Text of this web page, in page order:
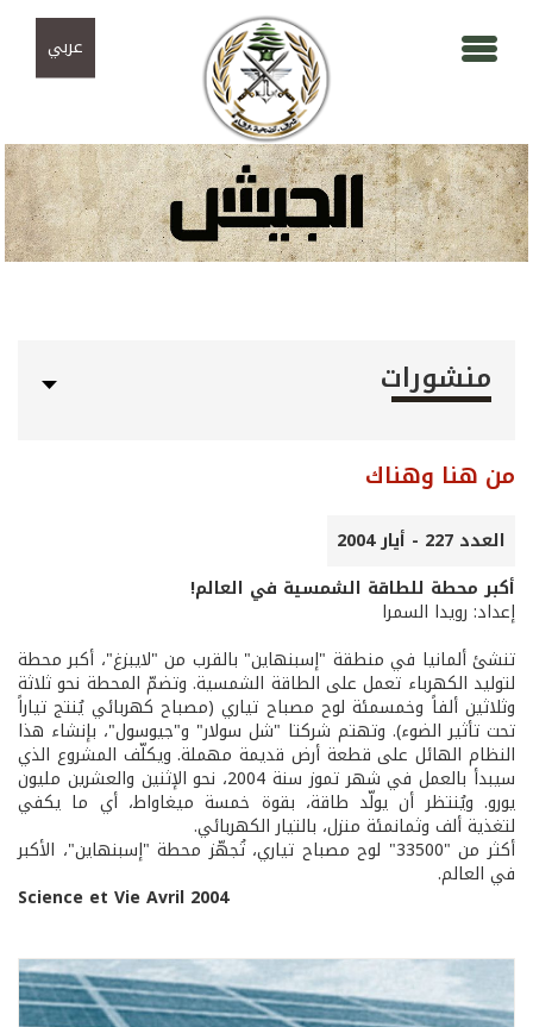
عربي
منشورات
من هنا وهناك
العدد 227 - أيار 2004
أكبر محطة للطاقة الشمسية في العالم!
إعداد: رويدا السمرا
تنشئ ألمانيا في منطقة "إسبنهاين" بالقرب من "لايبزغ"، أكبر محطة
لتوليد الكهرباء تعمل على الطاقة الشمسية. وتضمّ المحطة نحو ثلاثة
وثلاثين ألفاً وخمسمئة لوح مصباح تياري (مصباح كهربائي يُنتج تياراً
تحت تأثير الضوء). وتهتم شركتا "شل سولار" و"جيوسول"، بإنشاء هذا
النظام الهائل على قطعة أرض قديمة مهملة. ويكلّف المشروع الذي
سيبدأ بالعمل في شهر تموز سنة 2004، نحو الإثنين والعشرين مليون
يورو. ويُنتظر أن يولّد طاقة، بقوة خمسة ميغاواط، أي ما يكفي
لتغذية ألف وثمانمئة منزل، بالتيار الكهربائي.
أكثر من "33500" لوح مصباح تياري، تُجهّز محطة "إسبنهاين"، الأكبر
في العالم.
Science et Vie Avril 2004